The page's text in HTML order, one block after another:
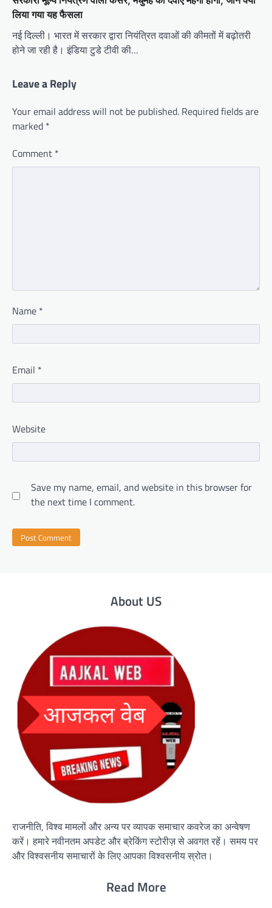
लिया गया यह फैसला
नई दिल्ली। भारत में सरकार द्वारा नियंत्रित दवाओं की कीमतों में बढ़ोतरी
होने जा रही है। इंडिया टुडे टीवी की…
Leave a Reply
Your email address will not be published. Required fields are
marked *
Comment *
Name *
Email *
Website
Save my name, email, and website in this browser for
the next time I comment.
About US
राजनीति, विश्व मामलों और अन्य पर व्यापक समाचार कवरेज का अन्वेषण
करें। हमारे नवीनतम अपडेट और ब्रेकिंग स्टोरीज़ से अवगत रहें। समय पर
और विश्वसनीय समाचारों के लिए आपका विश्वसनीय स्रोत।
Read More